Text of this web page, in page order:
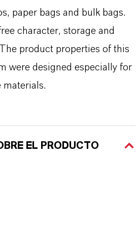
paper bags and bulk bags.
character, storage and
product properties of this
were designed especially for
materials.
EL PRODUCTO